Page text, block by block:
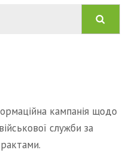
кампанія щодо
служби за